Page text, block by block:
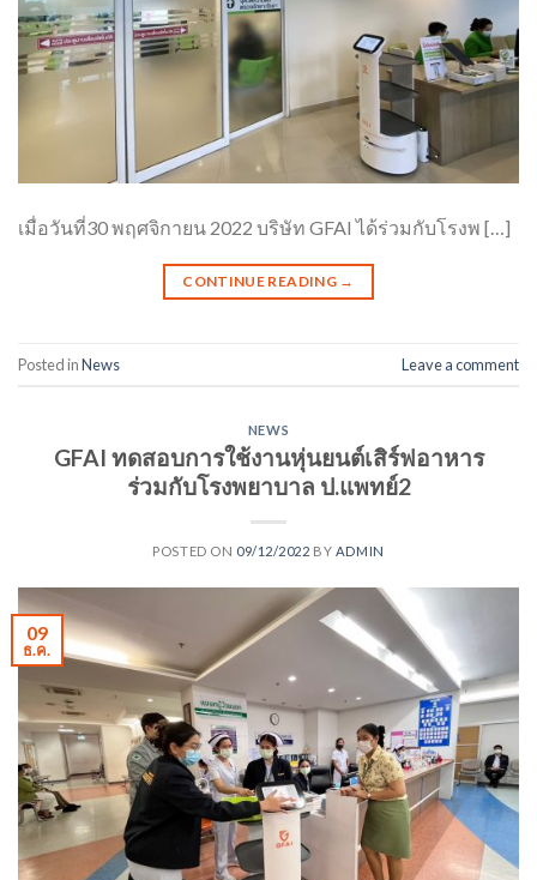
เมื่อวันที่30 พฤศจิกายน 2022 บริษัท GFAI ได้ร่วมกับโรงพ […]
CONTINUE READING →
Posted inNews Leave a comment
NEWS
GFAI ทดสอบการใช้งานหุ่นยนต์เสิร์ฟอาหาร
ร่วมกับโรงพยาบาล ป.แพทย์2
POSTED ON 09/12/2022 BY ADMIN
09
ธ.ค.